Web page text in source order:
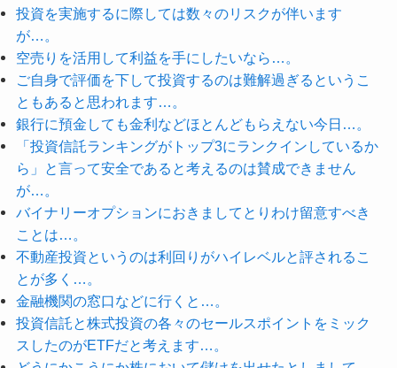
投資を実施するに際しては数々のリスクが伴います
が…。
空売りを活用して利益を手にしたいなら…。
ご自身で評価を下して投資するのは難解過ぎるというこ
ともあると思われます…。
銀行に預金しても金利などほとんどもらえない今日…。
「投資信託ランキングがトップ3にランクインしているか
ら」と言って安全であると考えるのは賛成できません
が…。
バイナリーオプションにおきましてとりわけ留意すべき
ことは…。
不動産投資というのは利回りがハイレベルと評されるこ
とが多く…。
金融機関の窓口などに行くと…。
投資信託と株式投資の各々のセールスポイントをミック
スしたのがETFだと考えます…。